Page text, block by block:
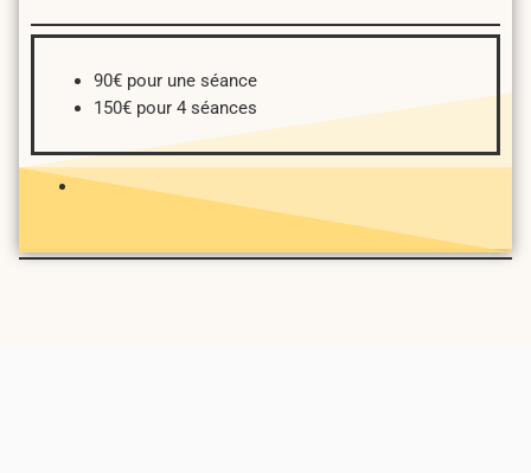
90€ pour une séance
150€ pour 4 séances